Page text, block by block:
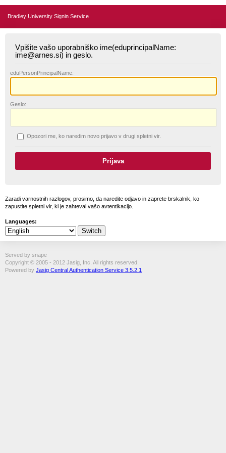
Bradley University Signin Service
Vpišite vašo uporabniško ime(eduprincipalName:
ime@arnes.si) in geslo.
eduPersonPrincipalName:
Geslo:
Opozori me, ko naredim novo prijavo v drugi spletni vir.
Zaradi varnostnih razlogov, prosimo, da naredite odjavo in zaprete brskalnik, ko
zapustite spletni vir, ki je zahteval vašo avtentikacijo.
Languages:
Served by snape
Copyright © 2005 - 2012 Jasig, Inc. All rights reserved.
Powered by Jasig Central Authentication Service 3.5.2.1